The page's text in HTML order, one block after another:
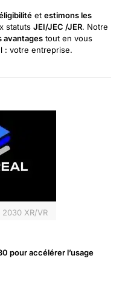
et estimons les
statuts JEI/JEC /JER. Notre
avantages tout en vous
: votre entreprise.
XR/VR
pour accélérer l’usage